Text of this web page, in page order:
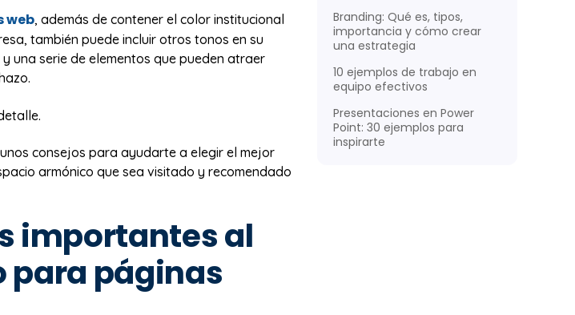
web, además de contener el color institucional
también puede incluir otros tonos en su
una serie de elementos que pueden atraer
consejos para ayudarte a elegir el mejor
armónico que sea visitado y recomendado
importantes al
para páginas
Branding: Qué es, tipos,
importancia y cómo crear
una estrategia
10 ejemplos de trabajo en
equipo efectivos
Presentaciones en Power
Point: 30 ejemplos para
inspirarte